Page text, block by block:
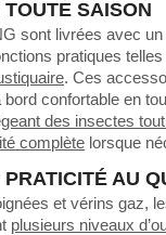
SAISON
sont livrées avec
pratiques
. Ces
confortable en
des insectes
complète lorsque
AU
et vérins gaz,
plusieurs niveaux